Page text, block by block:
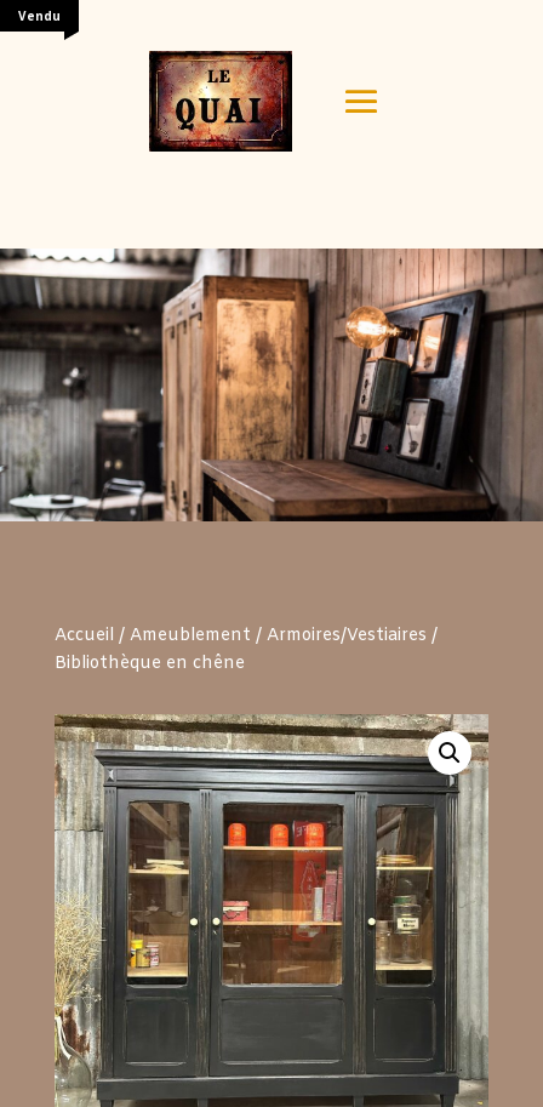
Vendu
Your content goes here. Edit or remove this text inline
or in the module Content settings. You can also style
every aspect of this content in the module Design
settings and even apply custom CSS to this text in the
module Advanced settings.
Accueil / Ameublement / Armoires/Vestiaires /
Bibliothèque en chêne